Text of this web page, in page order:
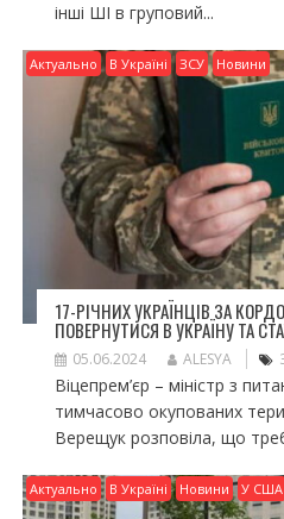
інші ШІ в груповий...
Актуально В Україні ЗСУ Новини
17-РІЧНИХ УКРАЇНЦІВ ЗА
ПОВЕРНУТИСЯ В УКРАЇНУ ТА
05.06.2024 ALESYA
Віцепрем’єр – міністр з
тимчасово окупованих
Верещук розповіла, що
Актуально В Україні Новини У США